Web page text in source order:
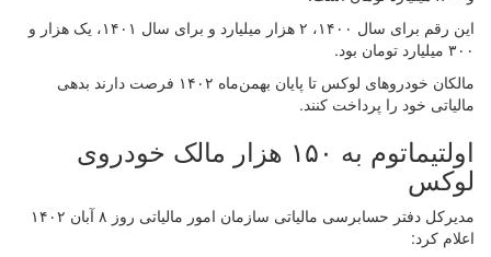
این رقم برای سال ۱۴۰۰، ۲ هزار میلیارد و برای سال ۱۴۰۱، یک هزار و
۳۰۰ میلیارد تومان بود.
مالکان خودروهای لوکس تا پایان بهمن‌ماه ۱۴۰۲ فرصت دارند بدهی
مالیاتی خود را پرداخت کنند.
اولتیماتوم به ۱۵۰ هزار مالک خودروی
لوکس
مدیرکل دفتر حسابرسی مالیاتی سازمان امور مالیاتی روز ۸ آبان ۱۴۰۲
اعلام کرد: